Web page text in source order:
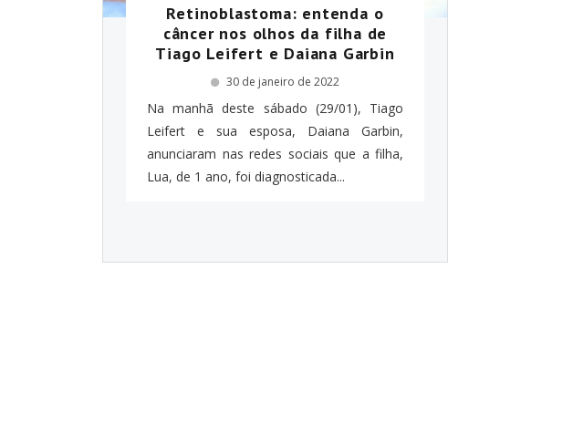
Retinoblastoma: entenda o
câncer nos olhos da filha de
Tiago Leifert e Daiana Garbin
30 de janeiro de 2022
Na manhã deste sábado (29/01), Tiago
Leifert e sua esposa, Daiana Garbin,
anunciaram nas redes sociais que a filha,
Lua, de 1 ano, foi diagnosticada...